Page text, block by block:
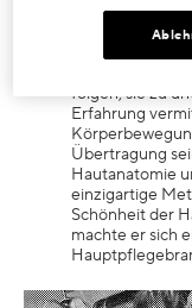
Fasziniert vom
und
berufliche
folgen, sie zu
Erfahrung
Übertragung
Hautanatomie
einzigartige
Schönheit der
machte er sich